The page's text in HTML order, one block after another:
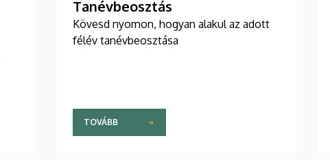
Tanévbeosztás
Kövesd nyomon, hogyan alakul az adott
félév tanévbeosztása
TOVÁBB